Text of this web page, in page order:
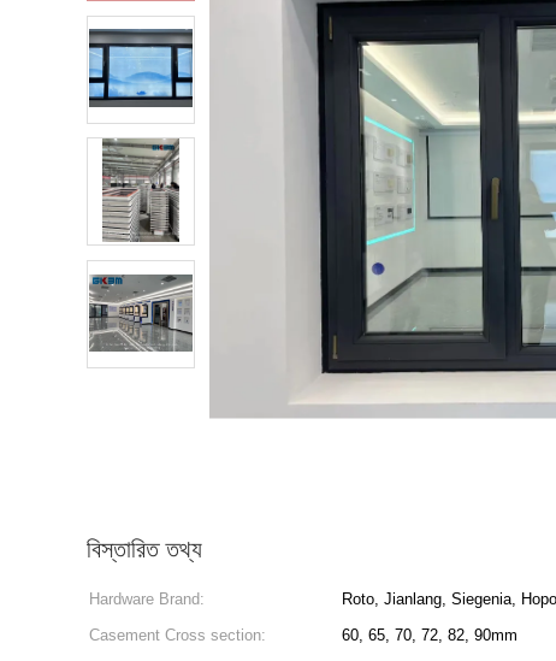
বিস্তারিত তথ্য
Hardware Brand: Roto, Jianlang, Siegenia, Hopo
Casement Cross section:
60, 65, 70, 72, 82, 90mm